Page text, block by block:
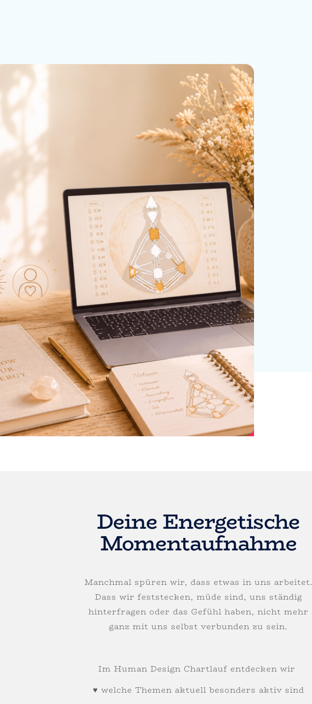
Deine Energetische
Momentaufnahme
Manchmal spüren wir, dass etwas in uns arbeitet.
Dass wir feststecken, müde sind, uns ständig
hinterfragen oder das Gefühl haben, nicht mehr
ganz mit uns selbst verbunden zu sein.
Im Human Design Chartlauf entdecken wir
♥ welche Themen aktuell besonders aktiv sind